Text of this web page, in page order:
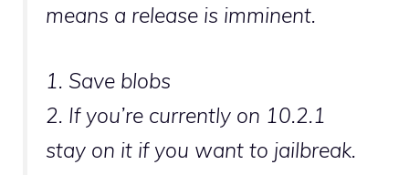
means a release is imminent.
1. Save blobs
2. If you’re currently on 10.2.1
stay on it if you want to jailbreak.